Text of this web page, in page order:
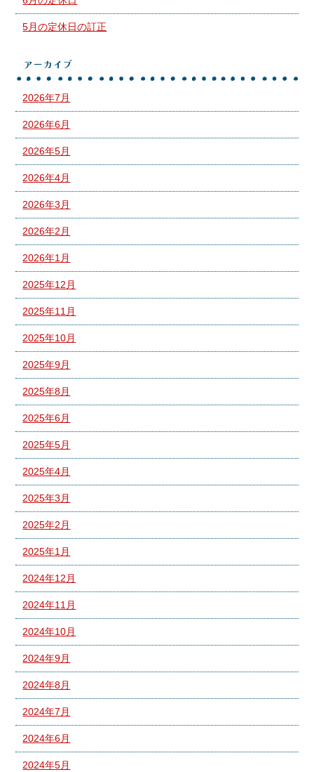
5月の定休日の訂正
アーカイブ
2026年7月
2026年6月
2026年5月
2026年4月
2026年3月
2026年2月
2026年1月
2025年12月
2025年11月
2025年10月
2025年9月
2025年8月
2025年6月
2025年5月
2025年4月
2025年3月
2025年2月
2025年1月
2024年12月
2024年11月
2024年10月
2024年9月
2024年8月
2024年7月
2024年6月
2024年5月